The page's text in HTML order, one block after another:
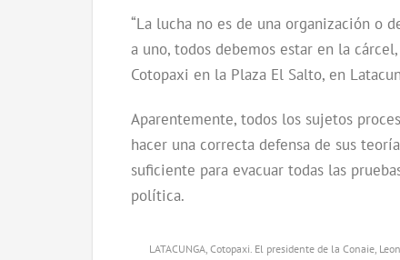
“La lucha no es de una organización o
a uno, todos debemos estar en la
Cotopaxi en la Plaza El Salto, en
Aparentemente, todos los sujetos
hacer una correcta defensa de sus
suficiente para evacuar todas las
política.
LATACUNGA, Cotopaxi. El presidente de la Conaie,